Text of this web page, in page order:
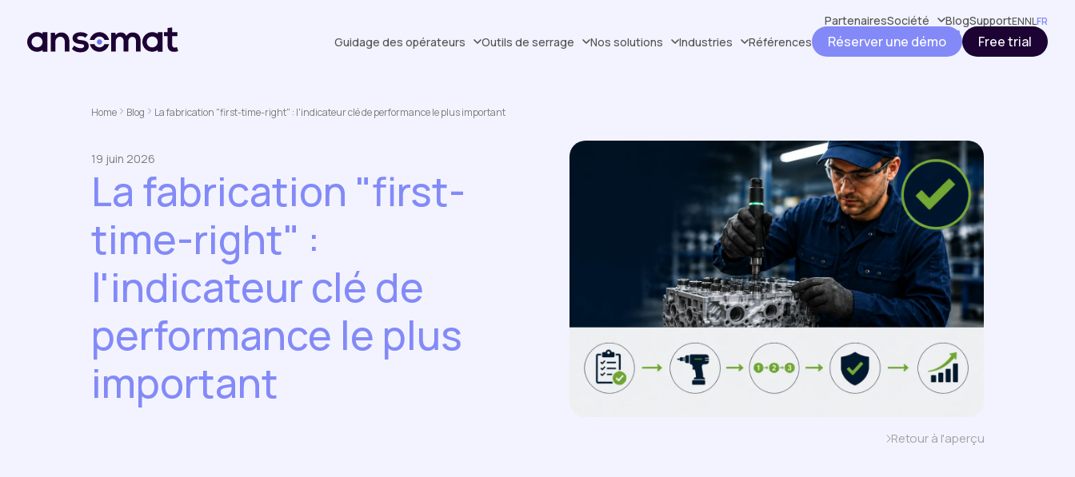
PartenairesSociété BlogSupportENNLFR
Guidage des opérateurs Outils de serrage Nos solutions Industries Références Réserver une démo Free trial
Home Blog La fabrication "first-time-right" : l'indicateur clé de performance le plus important
19 juin 2026
La fabrication "first-
time-right" :
l'indicateur clé de
performance le plus
important
Retour à l'aperçu